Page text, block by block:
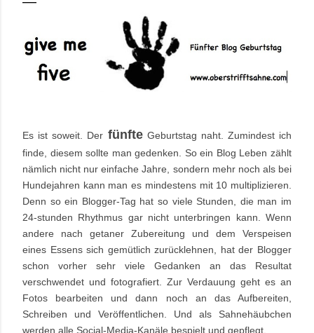
Es ist soweit. Der fünfteGeburtstag naht. Zumindest ich
finde, diesem sollte man gedenken. So ein Blog Leben zählt
nämlich nicht nur einfache Jahre, sondern mehr noch als bei
Hundejahren kann man es mindestens mit 10 multiplizieren.
Denn so ein Blogger-Tag hat so viele Stunden, die man im
24-stunden Rhythmus gar nicht unterbringen kann. Wenn
andere nach getaner Zubereitung und dem Verspeisen
eines Essens sich gemütlich zurücklehnen, hat der Blogger
schon vorher sehr viele Gedanken an das Resultat
verschwendet und fotografiert. Zur Verdauung geht es an
Fotos bearbeiten und dann noch an das Aufbereiten,
Schreiben und Veröffentlichen. Und als Sahnehäubchen
werden alle Social-Media-Kanäle bespielt und gepflegt.